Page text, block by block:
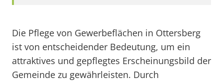
Die Pflege von Gewerbeflächen in Ottersberg
ist von entscheidender Bedeutung, um ein
attraktives und gepflegtes Erscheinungsbild der
Gemeinde zu gewährleisten. Durch